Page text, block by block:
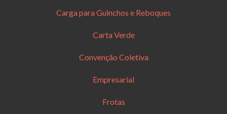
Carga para Guinchos e Reboques
Carta Verde
Convenção Coletiva
Empresarial
Frotas